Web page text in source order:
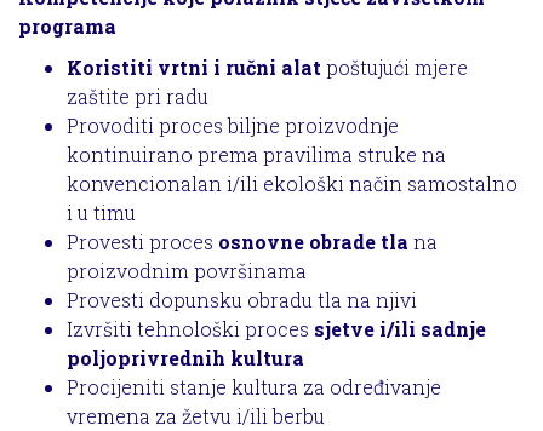
programa
Koristiti vrtni i ručni alat poštujući mjere
zaštite pri radu
Provoditi proces biljne proizvodnje
kontinuirano prema pravilima struke na
konvencionalan i/ili ekološki način samostalno
i u timu
Provesti proces osnovne obrade tla na
proizvodnim površinama
Provesti dopunsku obradu tla na njivi
Izvršiti tehnološki proces sjetve i/ili sadnje
poljoprivrednih kultura
Procijeniti stanje kultura za određivanje
vremena za žetvu i/ili berbu